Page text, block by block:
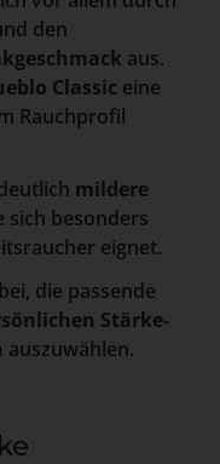
den
aus.
Classic eine
Rauchprofil
mildere
sich besonders
eignet.
die passende
Stärke-
auszuwählen.